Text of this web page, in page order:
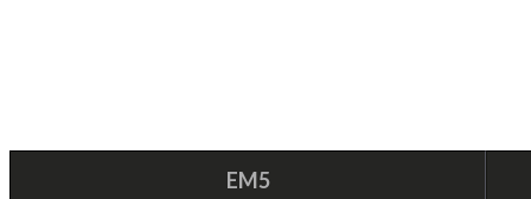
EM5